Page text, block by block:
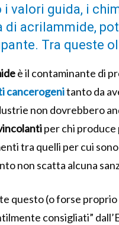
valori guida, i
di acrilammide,
Tra queste
è il contaminante di
cancerogenitanto da
non dovrebbero
per chi produce
tra quelli per cui
non scatta alcuna
questo (o forse
consigliati”